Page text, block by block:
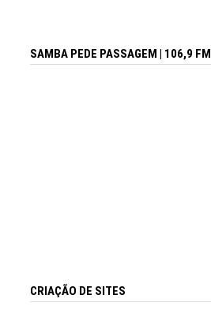
SAMBA PEDE PASSAGEM | 106,9 FM
CRIAÇÃO DE SITES